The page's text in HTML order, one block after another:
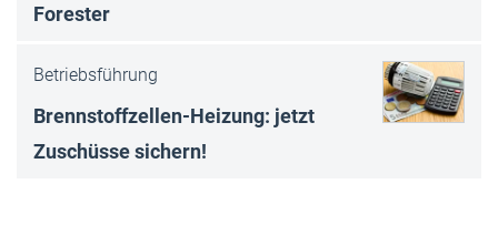
Forester
Betriebsführung
Brennstoffzellen-Heizung: jetzt
Zuschüsse sichern!